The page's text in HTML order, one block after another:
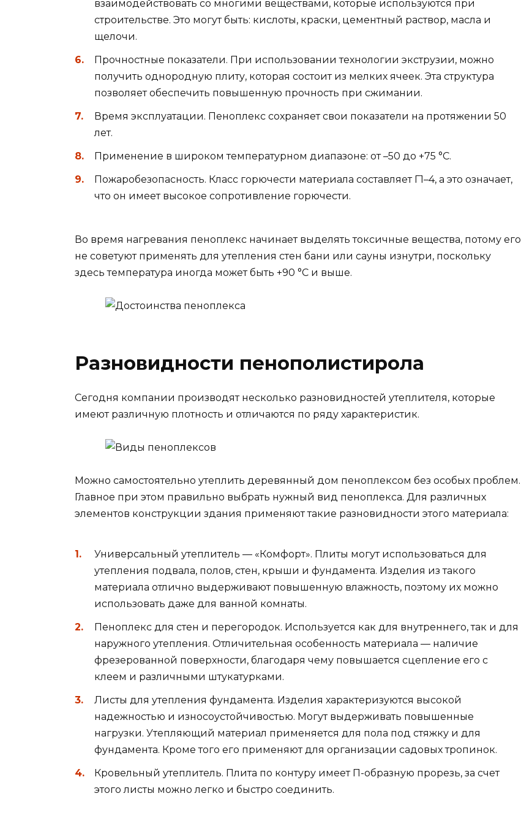
взаимодействовать со многими веществами, которые используются при
строительстве. Это могут быть: кислоты, краски, цементный раствор, масла и
щелочи.
Прочностные показатели. При использовании технологии экструзии, можно
получить однородную плиту, которая состоит из мелких ячеек. Эта структура
позволяет обеспечить повышенную прочность при сжимании.
Время эксплуатации. Пеноплекс сохраняет свои показатели на протяжении 50
лет.
Применение в широком температурном диапазоне: от –50 до +75 °C.
Пожаробезопасность. Класс горючести материала составляет Г1–4, а это означает,
что он имеет высокое сопротивление горючести.
Во время нагревания пеноплекс начинает выделять токсичные вещества, потому его
не советуют применять для утепления стен бани или сауны изнутри, поскольку
здесь температура иногда может быть +90 °C и выше.
Разновидности пенополистирола
Сегодня компании производят несколько разновидностей утеплителя, которые
имеют различную плотность и отличаются по ряду характеристик.
Можно самостоятельно утеплить деревянный дом пеноплексом без особых проблем.
Главное при этом правильно выбрать нужный вид пеноплекса. Для различных
элементов конструкции здания применяют такие разновидности этого материала:
Универсальный утеплитель — «Комфорт». Плиты могут использоваться для
утепления подвала, полов, стен, крыши и фундамента. Изделия из такого
материала отлично выдерживают повышенную влажность, поэтому их можно
использовать даже для ванной комнаты.
Пеноплекс для стен и перегородок. Используется как для внутреннего, так и для
наружного утепления. Отличительная особенность материала — наличие
фрезерованной поверхности, благодаря чему повышается сцепление его с
клеем и различными штукатурками.
Листы для утепления фундамента. Изделия характеризуются высокой
надежностью и износоустойчивостью. Могут выдерживать повышенные
нагрузки. Утепляющий материал применяется для пола под стяжку и для
фундамента. Кроме того его применяют для организации садовых тропинок.
Кровельный утеплитель. Плита по контуру имеет П-образную прорезь, за счет
этого листы можно легко и быстро соединить.